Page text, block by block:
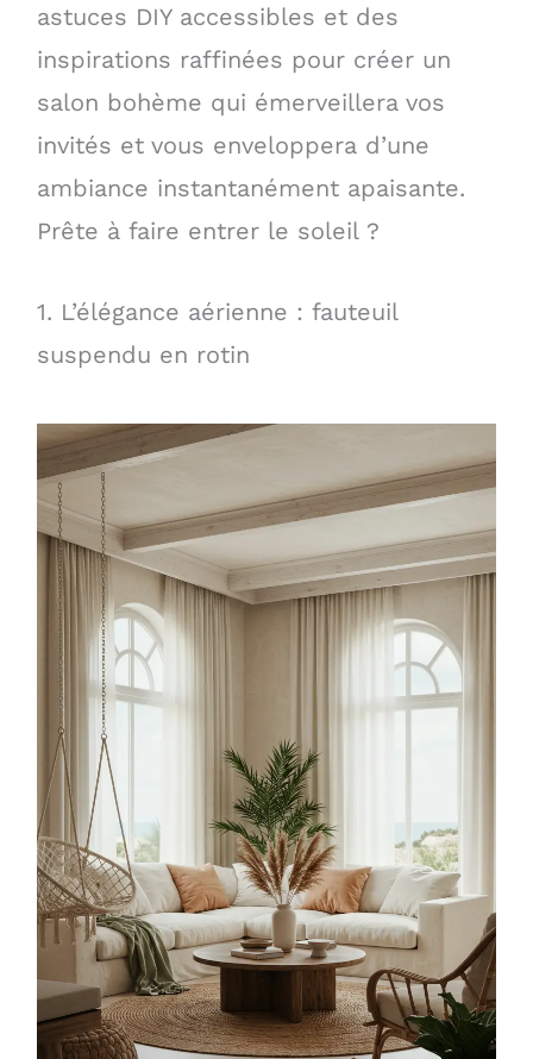
astuces DIY accessibles et des
inspirations raffinées pour créer un
salon bohème qui émerveillera vos
invités et vous enveloppera d’une
ambiance instantanément apaisante.
Prête à faire entrer le soleil ?
1. L’élégance aérienne : fauteuil
suspendu en rotin